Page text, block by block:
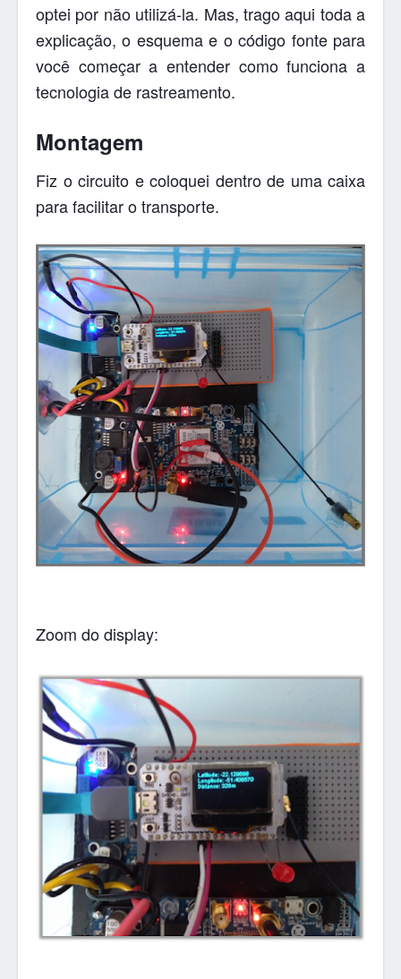
optei por não utilizá-la. Mas, trago aqui toda a
explicação, o esquema e o código fonte para
você começar a entender como funciona a
tecnologia de rastreamento.
Montagem
Fiz o circuito e coloquei dentro de uma caixa
para facilitar o transporte.
Zoom do display: